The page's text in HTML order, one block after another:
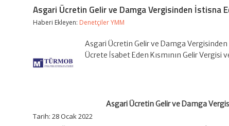
Asgari Ücretin Gelir ve Damga Vergisinden İstisna
Haberi Ekleyen: Denetçiler YMM
Asgari Ücretin Gelir ve Damga
Ücrete İsabet Eden Kısmının Gelir
Asgari Ücretin Gelir ve Damga
Tarih: 28 Ocak 2022